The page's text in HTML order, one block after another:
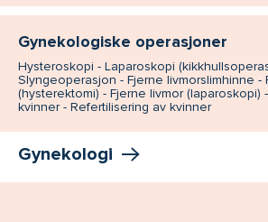
Gynekologiske operasjoner
Hysteroskopi - Laparoskopi
Slyngeoperasjon - Fjerne livmorslimhinne -
(hysterektomi) - Fjerne livmor (laparoskopi)
kvinner - Refertilisering av kvinner
Gynekologi